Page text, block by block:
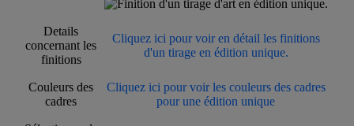
Details
concernant les
finitions
Cliquez ici pour voir en détail les finitions
d'un tirage en édition unique.
Couleurs des
cadres
Cliquez ici pour voir les couleurs des cadres
pour une édition unique